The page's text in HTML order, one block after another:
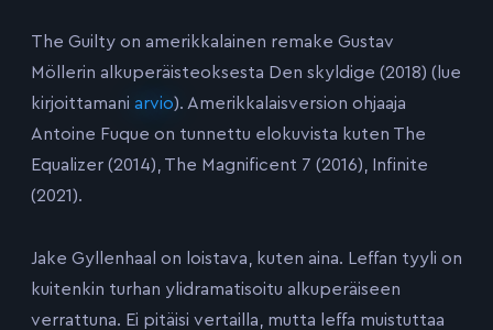
The Guilty on amerikkalainen remake Gustav
Möllerin alkuperäisteoksesta Den skyldige (2018) (lue
kirjoittamani arvio). Amerikkalaisversion ohjaaja
Antoine Fuque on tunnettu elokuvista kuten The
Equalizer (2014), The Magnificent 7 (2016), Infinite
(2021).
Jake Gyllenhaal on loistava, kuten aina. Leffan tyyli on
kuitenkin turhan ylidramatisoitu alkuperäiseen
verrattuna. Ei pitäisi vertailla, mutta leffa muistuttaa